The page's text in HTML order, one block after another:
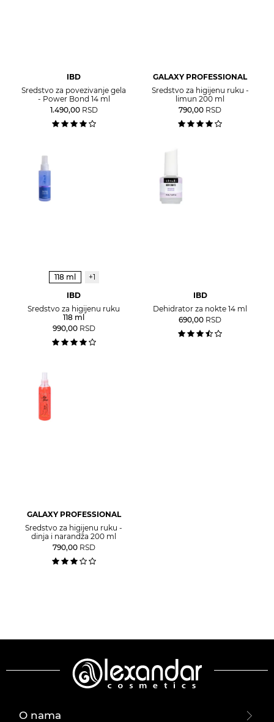
IBD
Sredstvo za povezivanje gela
- Power Bond 14 ml
1.490,00 RSD
GALAXY PROFESSIONAL
Sredstvo za higijenu ruku -
limun 200 ml
790,00 RSD
118 ml
+1
IBD
Sredstvo za higijenu ruku
118 ml
990,00 RSD
IBD
Dehidrator za nokte 14 ml
690,00 RSD
GALAXY PROFESSIONAL
Sredstvo za higijenu ruku -
dinja i narandža 200 ml
790,00 RSD
O nama